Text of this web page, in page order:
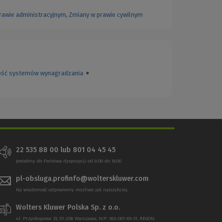
administracyjnym, Zmiany w prawie cywilnym
systemów wynagradzania ●
22 535 88 00 lub 801 04 45 45
Jesteśmy do Państwa dyspozycji od 8:00 do 16:00
pl-obsluga.profinfo@wolterskluwer.com
Na wiadomość odpowiemy możliwe jak najszybciej.
Wolters Kluwer Polska Sp. z o.o.
ul. Przyokopowa 33, 01-208 Warszawa; NIP: 583-001-89-31, REGON: